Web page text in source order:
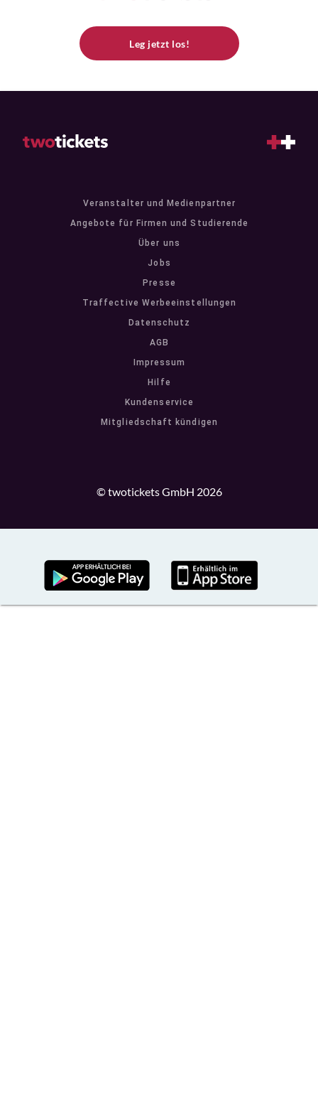
Leg jetzt los!
Veranstalter und Medienpartner
Angebote für Firmen und Studierende
Über uns
Jobs
Presse
Traffective Werbeeinstellungen
Datenschutz
AGB
Impressum
Hilfe
Kundenservice
Mitgliedschaft kündigen
© twotickets GmbH 2026